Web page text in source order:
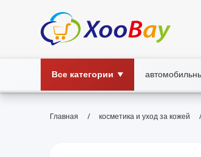
Все категории ▼
Главная / косметика и уход за кожей /